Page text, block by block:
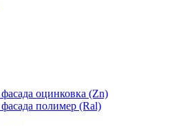
оцинковка (Zn)
полимер (Ral)